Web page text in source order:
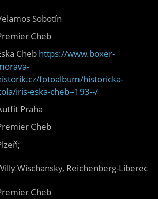
Sobotín
Cheb
Cheb https://www.boxer-
fotoalbum/historicka-
iris-eska-cheb--193--/
Praha
Cheb
Wischansky, Reichenberg-Liberec
Cheb